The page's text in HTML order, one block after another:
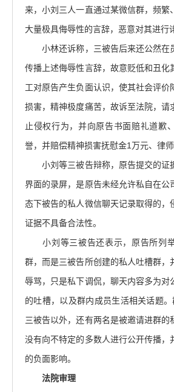
来，小刘三人一直通过某微信群，频繁
大量极具侮辱性的言辞，恶意对其进行
小林还诉称，三被告后来还公然在
传播上述侮辱性言辞，故意贬低和丑化
工对原告产生负面认识，使其社会评价
损害，精神极度痛苦，故诉至法院，请
止侵权行为，并向原告书面赔礼道歉
誉，并赔偿精神损害抚慰金1万元、律师
小刘等三被告辩称，原告提交的证
界面的录屏，是原告未经允许私自在公
态下被告的私人微信聊天记录取得的，
证据不具备合法性。
小刘等三被告还表示，原告所列
群，而是三被告所创建的私人吐槽群，
辱骂，只是私下调侃，聊天内容多为对
的吐槽，以及群内成员生活相关话题
三被告以外，还有两名是被邀请进群的
没有向不特定的多数人进行公开传播，
的负面影响。
法院审理